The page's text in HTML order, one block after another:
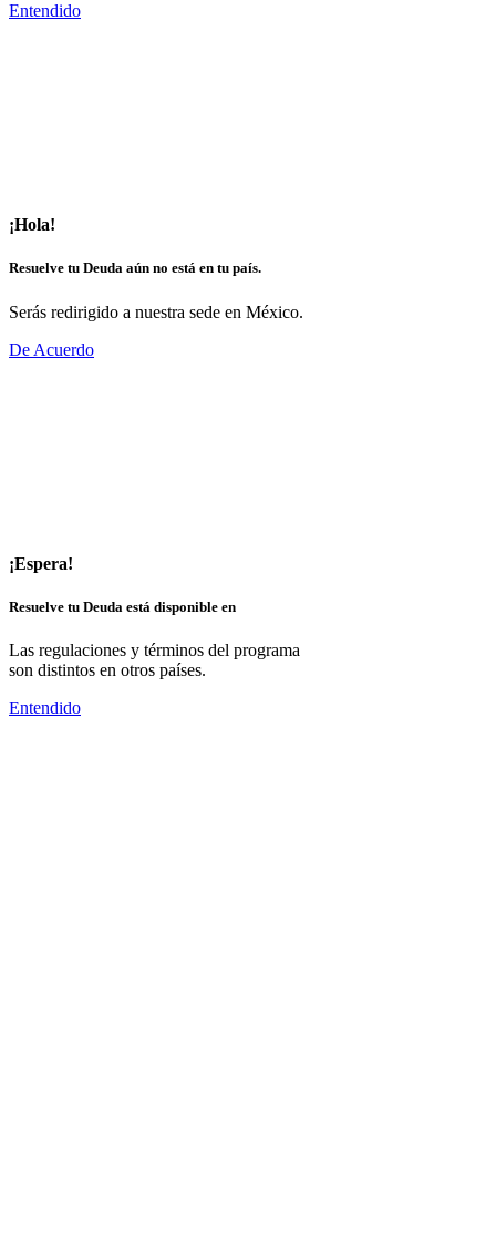
Entendido
¡Hola!
Resuelve tu Deuda aún no está en tu país.
Serás redirigido a nuestra sede en México.
De Acuerdo
¡Espera!
Resuelve tu Deuda está disponible en
Las regulaciones y términos del programa
son distintos en otros países.
Entendido